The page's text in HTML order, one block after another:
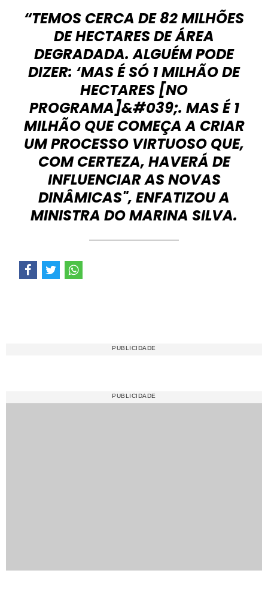
“TEMOS CERCA DE 82 MILHÕES
DE HECTARES DE ÁREA
DEGRADADA. ALGUÉM PODE
DIZER: ‘MAS É SÓ 1 MILHÃO DE
HECTARES [NO
PROGRAMA]&#039;. MAS É 1
MILHÃO QUE COMEÇA A CRIAR
UM PROCESSO VIRTUOSO QUE,
COM CERTEZA, HAVERÁ DE
INFLUENCIAR AS NOVAS
DINÂMICAS", ENFATIZOU A
MINISTRA DO MARINA SILVA.